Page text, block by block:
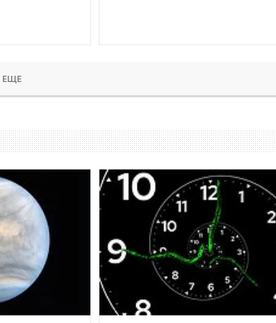
ЕЩЕ